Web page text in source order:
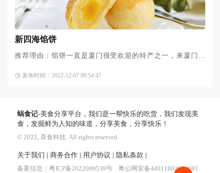
新四海馅饼
推荐理由：馅饼一直是厦门很受欢迎的特产之一，来厦门旅
仅鼓浪屿有售，在厦门随处可见。新四海这个牌子算是我吃过
发布时间：2022-12-07 09:54:47
蜗食记-美食分享平台，我们是一帮快乐的吃货，我们发现美
食，发掘鲜为人知的味道，分享美食，分享快乐！
© 2022, 喜食科技. All rights reserved.
关于我们 商务合作 用户协议 隐私条款
备案信息： 粤ICP备2022099539号 粤公网安备44011802000691